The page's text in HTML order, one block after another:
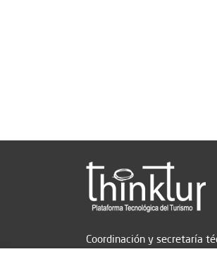
Coordinación y secretaría